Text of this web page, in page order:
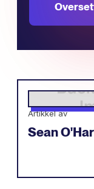
Artikkel av
Sean